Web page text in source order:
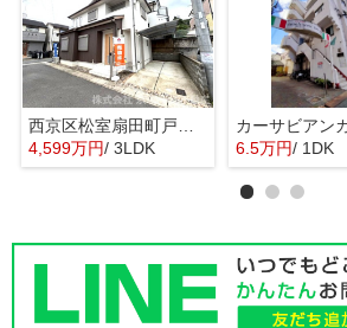
4,599万円/ 3LDK
カーサビアン
6.5万円/ 1DK